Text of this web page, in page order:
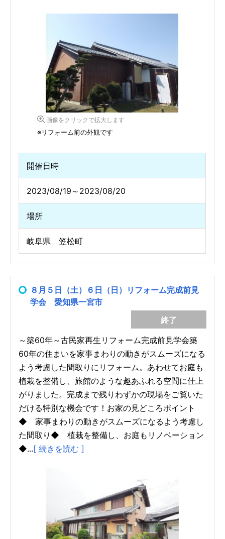
画像をクリックで拡大します
※リフォーム前の外観です
開催日時
2023/08/19～2023/08/20
場所
岐阜県 笠松町
８月５日（土）６日（日）リフォーム完成前見
学会 愛知県一宮市
終了
～築60年～古民家再生リフォーム完成前見学会築
60年の住まいを家事まわりの動きがスムーズになる
よう考慮した間取りにリフォーム。あわせてお庭も
植栽を整備し、旅館のような趣あふれる空間に仕上
がりました。完成まで残りわずかの現場をご覧いた
だける特別な機会です！お家の見どころポイント
◆ 家事まわりの動きがスムーズになるよう考慮し
た間取り◆ 植栽を整備し、お庭もリノベーション
◆...[ 続きを読む ]